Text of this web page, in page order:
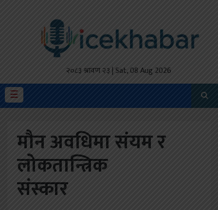
२०८३ श्रावण २३ | Sat, 08 Aug 2026
☰
मैथिली
प्रदेश
अर्थतंत्र
राजनीति
मौन अवधिमा संयम र
लोकतान्त्रिक
संस्कार